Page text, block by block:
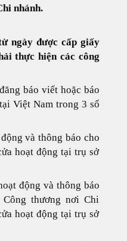
nhánh.
ngày được cấp giấy
thực hiện các công
báo viết hoặc báo
Việt Nam trong 3 số
và thông báo cho
hoạt động tại trụ sở
động và thông báo
thương nơi Chi
hoạt động tại trụ sở